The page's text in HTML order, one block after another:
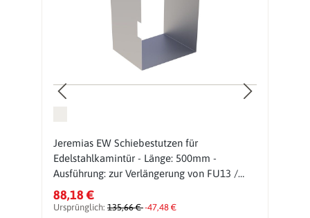
Jeremias EW Schiebestutzen für
Edelstahlkamintür - Länge: 500mm -
Ausführung: zur Verlängerung von FU13 /
FU13B
88,18 €
Ursprünglich: 135,66 €-47,48 €